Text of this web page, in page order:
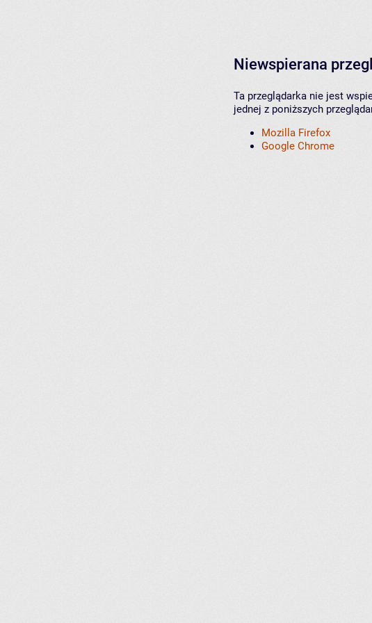
Niewspierana
Ta przeglądarka nie jest
jednej z poniższych
Mozilla Firefox
Google Chrome